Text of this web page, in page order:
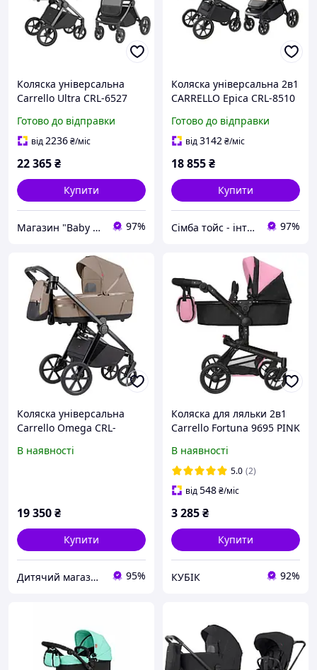
Коляска універсальна
Carrello Ultra CRL-6527
Готово до відправки
від2236₴/міс
22 365₴
Купити
Магазин "Baby Comfort" 97%
Коляска універсальна 2в1
CARRELLO Epica CRL-8510
Готово до відправки
від3142₴/міс
18 855₴
Купити
Сімба тойс - інтернет магазин дитячих іграшок 97%
Коляска універсальна
Carrello Omega CRL-
(2in1)
В наявності
19 350₴
Купити
Дитячий магазин "Плюшевий Зайка" 95%
Коляска для ляльки 2в1
Carrello Fortuna 9695 PINK
В наявності
5.0 (2)
від548₴/міс
3 285₴
Купити
КУБІК 92%